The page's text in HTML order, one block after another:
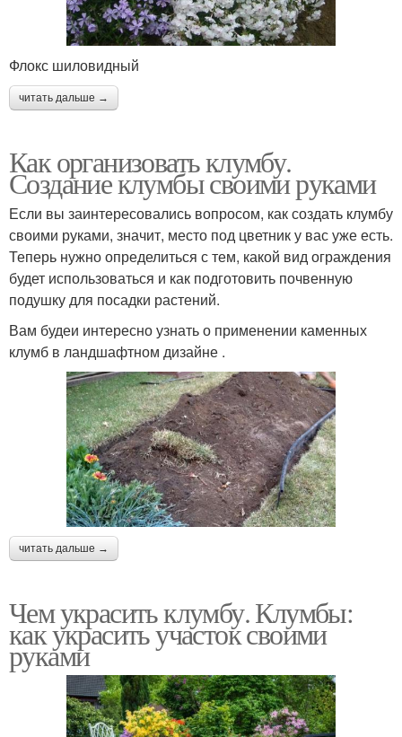
Флокс шиловидный
читать дальше →
Как организовать клумбу.
Создание клумбы своими руками
Если вы заинтересовались вопросом, как создать клумбу
своими руками, значит, место под цветник у вас уже есть.
Теперь нужно определиться с тем, какой вид ограждения
будет использоваться и как подготовить почвенную
подушку для посадки растений.
Вам будеи интересно узнать о применении каменных
клумб в ландшафтном дизайне .
читать дальше →
Чем украсить клумбу. Клумбы:
как украсить участок своими
руками